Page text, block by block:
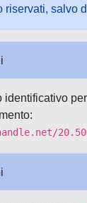
riservati, salvo
identificativo